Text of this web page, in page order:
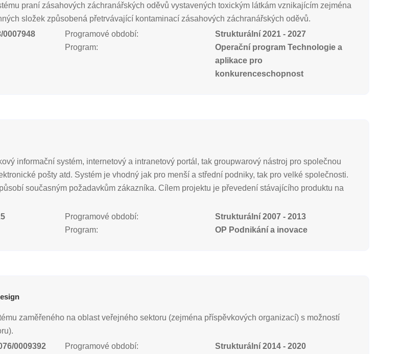
praní zásahových záchranářských oděvů vystavených toxickým látkám vznikajícím zejména
složek způsobená přetrvávající kontaminací zásahových záchranářských oděvů.
0007948
Programové období:
Strukturální 2021 - 2027
Program:
Operační program Technologie a
aplikace pro
konkurenceschopnost
informační systém, internetový a intranetový portál, tak groupwarový nástroj pro společnou
pošty atd. Systém je vhodný jak pro menší a střední podniky, tak pro velké společnosti.
současným požadavkům zákazníka. Cílem projektu je převedení stávajícího produktu na
Programové období:
Strukturální 2007 - 2013
Program:
OP Podnikání a inovace
zaměřeného na oblast veřejného sektoru (zejména příspěvkových organizací) s možností
0009392
Programové období:
Strukturální 2014 - 2020